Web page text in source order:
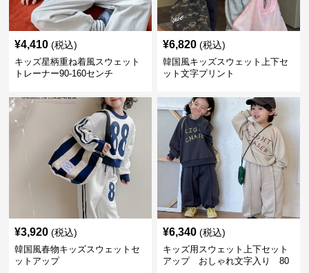
¥4,410 (税込)
キッズ星柄重ね着風スウェット
トレーナー90-160センチ
¥6,820 (税込)
韓国風キッズスウェット上下セ
ット文字プリント
¥3,920 (税込)
韓国風春物キッズスウェットセ
ットアップ
¥6,340 (税込)
キッズ用スウェット上下セット
アップ おしゃれ文字入り 80